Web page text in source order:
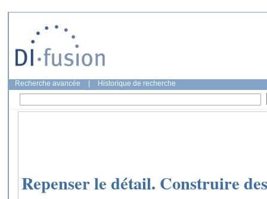
Recherche avancée Historique de recherche
Repenser le détail. Construire